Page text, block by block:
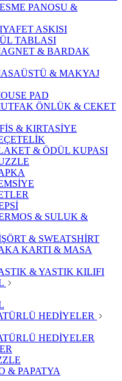
PANOSU &
ASKISI
TABLASI
& BARDAK
& MAKYAJ
PAD
ÖNLÜK & CEKET
& KIRTASİYE
& ÖDÜL KUPASI
& SULUK &
& SWEATSHİRT
KARTI & MASA
& YASTIK KILIFI
HEDİYELER
HEDİYELER
& PAPATYA